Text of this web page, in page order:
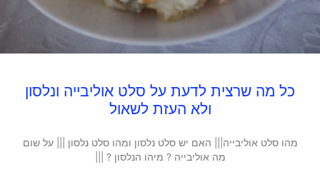
כל מה שרצית לדעת על סלט אוליבייה ונלסון
ולא העזת לשאול
מהו סלט אוליבייה||| האם יש סלט נלסון ומהו סלט נלסון ||| על שום
מה אוליבייה ? מיהו הנלסון ? |||